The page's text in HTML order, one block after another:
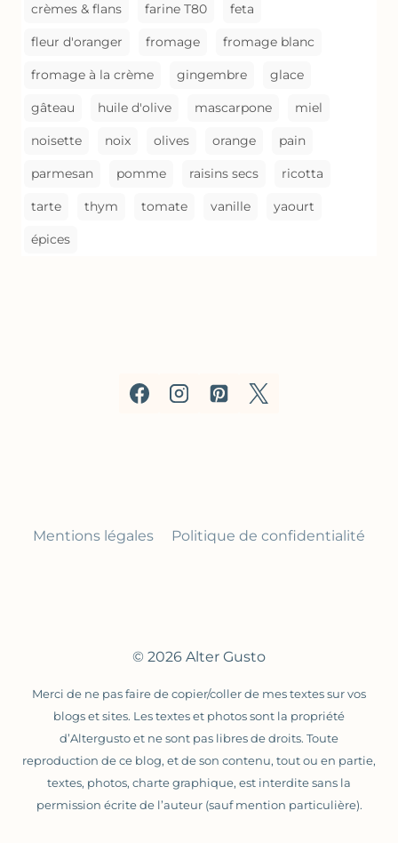
crèmes & flans farine T80 feta
fleur d'oranger fromage fromage blanc
fromage à la crème gingembre glace
gâteau huile d'olive mascarpone miel
noisette noix olives orange pain
parmesan pomme raisins secs ricotta
tarte thym tomate vanille yaourt
épices
Mentions légales Politique de confidentialité
© 2026 Alter Gusto
Merci de ne pas faire de copier/coller de mes textes sur vos
blogs et sites. Les textes et photos sont la propriété
d’Altergusto et ne sont pas libres de droits. Toute
reproduction de ce blog, et de son contenu, tout ou en partie,
textes, photos, charte graphique, est interdite sans la
permission écrite de l’auteur (sauf mention particulière).